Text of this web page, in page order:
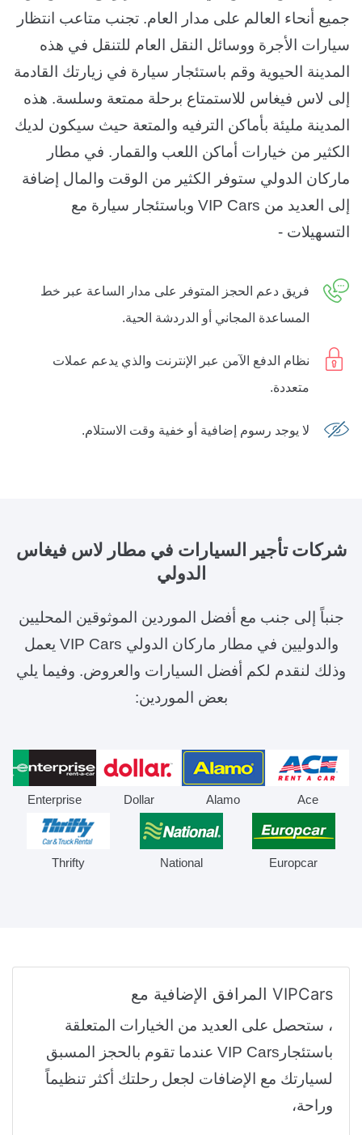
جميع أنحاء العالم على مدار العام. تجنب متاعب انتظار
سيارات الأجرة ووسائل النقل العام للتنقل في هذه
المدينة الحيوية وقم باستئجار سيارة في زيارتك القادمة
إلى لاس فيغاس للاستمتاع برحلة ممتعة وسلسة. هذه
المدينة مليئة بأماكن الترفيه والمتعة حيث سيكون لديك
الكثير من خيارات أماكن اللعب والقمار. في مطار
ماركان الدولي ستوفر الكثير من الوقت والمال إضافة
إلى العديد من VIP Cars وباستئجار سيارة مع
التسهيلات -
فريق دعم الحجز المتوفر على مدار الساعة عبر خط
المساعدة المجاني أو الدردشة الحية.
نظام الدفع الآمن عبر الإنترنت والذي يدعم عملات
متعددة.
لا يوجد رسوم إضافية أو خفية وقت الاستلام.
شركات تأجير السيارات في مطار لاس فيغاس
الدولي
جنباً إلى جنب مع أفضل الموردين الموثوقين المحليين
والدوليين في مطار ماركان الدولي VIP Cars يعمل
وذلك لنقدم لكم أفضل السيارات والعروض. وفيما يلي
بعض الموردين:
Ace
Alamo
Dollar
Enterprise
Europcar
National
Thrifty
VIPCars المرافق الإضافية مع
، ستحصل على العديد من الخيارات المتعلقة
باستئجارVIP Cars عندما تقوم بالحجز المسبق
لسيارتك مع الإضافات لجعل رحلتك أكثر تنظيماً
وراحة،